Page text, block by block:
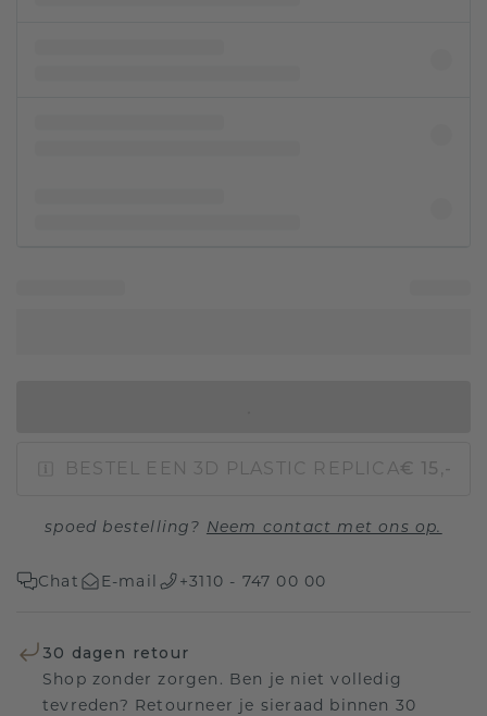
BESTEL EEN 3D PLASTIC REPLICA€ 15,-
spoed bestelling? Neem contact met ons op.
Chat E-mail +3110 - 747 00 00
30 dagen retour
Shop zonder zorgen. Ben je niet volledig
tevreden? Retourneer je sieraad binnen 30